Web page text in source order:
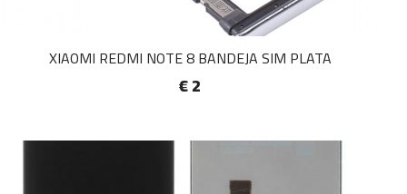
XIAOMI REDMI NOTE 8 BANDEJA SIM PLATA
€ 2